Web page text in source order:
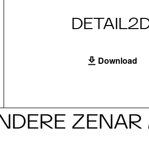
Download